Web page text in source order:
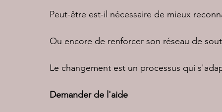
Peut-être est-il nécessaire de mieux
Ou encore de renforcer son réseau de
Le changement est un processus qui
Demander de l'aide